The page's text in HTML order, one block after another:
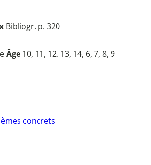
Bibliogr. p. 320
Âge 10, 11, 12, 13, 14, 6, 7, 8, 9
concrets